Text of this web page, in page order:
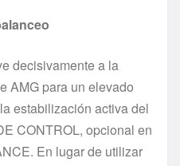
decisivamente a la
AMG para un elevado
estabilización activa del
CONTROL, opcional en
En lugar de utilizar